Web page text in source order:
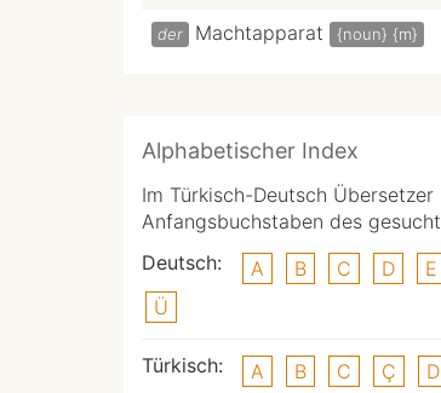
der Machtapparat {noun} {m}
Alphabetischer Index
Im Türkisch-Deutsch
Anfangsbuchstaben des
Deutsch:
A B C D E
Ü
Türkisch: A B C Ç D